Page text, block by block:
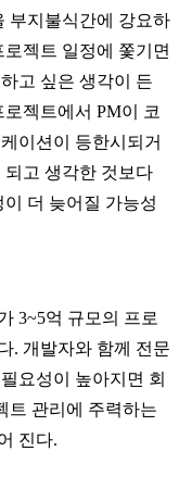
부지불식간에 강요하
젝트 일정에 쫓기면
고 싶은 생각이 든
젝트에서 PM이 코
이션이 등한시되거
고 생각한 것보다
더 늦어질 가능성
3~5억 규모의 프로
. 개발자와 함께 전문
요성이 높아지면 회
트 관리에 주력하는
진다.